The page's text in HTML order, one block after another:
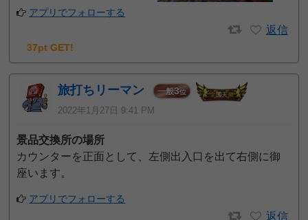
アプリでフォローする
返信
37pt GET!
旅打ちリーマン 一般3位
2022年1月27日 9:41 PM
景品交換所の場所
カウンターを正面として、左側出入口を出て右側に御
座います。
アプリでフォローする
返信